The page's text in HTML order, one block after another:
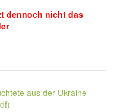
dennoch nicht das
aus der Ukraine